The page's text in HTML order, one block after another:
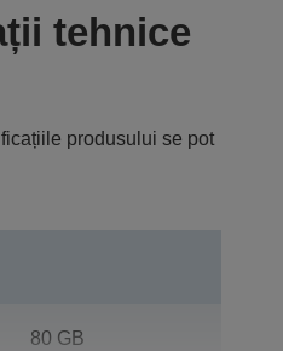
tehnice
produsului se pot
80 GB